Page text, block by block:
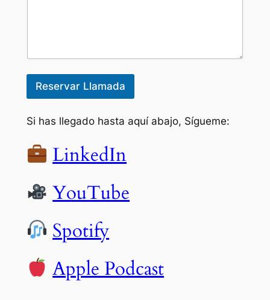
Reservar Llamada
Si has llegado hasta aquí abajo, Sígueme:
LinkedIn
YouTube
Spotify
Apple Podcast